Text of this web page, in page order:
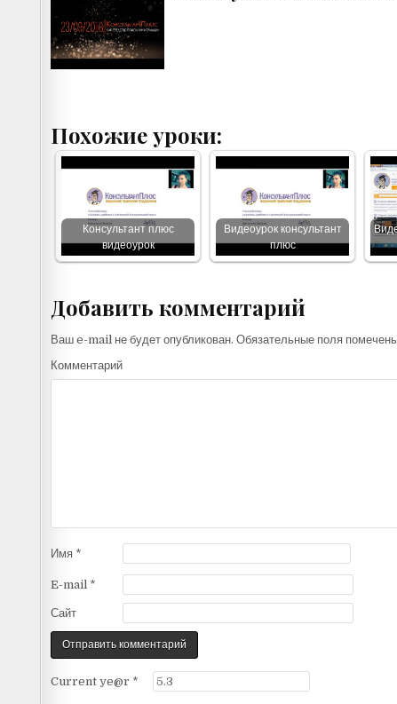
Похожие уроки:
Консультант плюс
видеоурок
Видеоурок консультант
плюс
Добавить комментарий
Ваш e-mail не будет опубликован. Обязательные поля
Комментарий
Имя *
E-mail *
Сайт
Current ye@r *